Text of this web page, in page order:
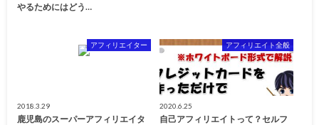
やるためにはどう…
アフィリエイター
2018.3.29
鹿児島のスーパーアフィリエイタ
アフィリエイト全般
2020.6.25
自己アフィリエイトって？セルフ